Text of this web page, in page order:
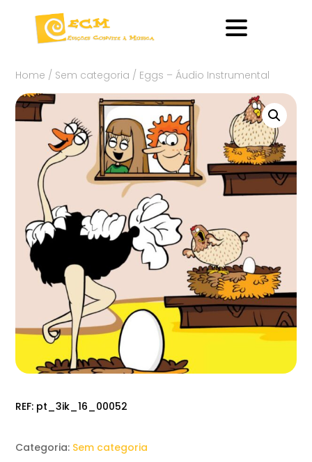
Home / Sem categoria / Eggs – Áudio Instrumental
REF: pt_3ik_16_00052
Categoria: Sem categoria